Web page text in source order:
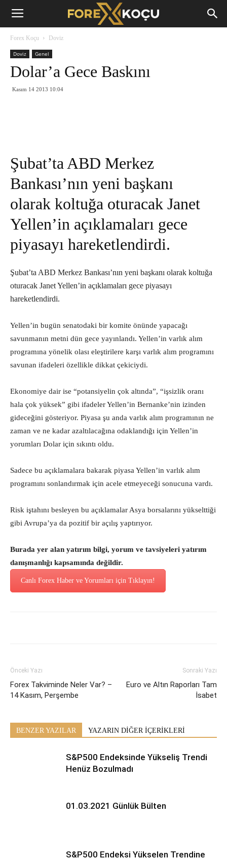
Forex
Forex Koçu Doviz
Doviz Genel
Dolar’a Gece Baskını
Kasım 14 2013 10:04
Şubat’ta ABD Merkez
Bankası’nın yeni başkanı
olarak koltuğa oturacak Janet
Yellen’in açıklamaları gece
piyasayı hareketlendirdi.
Şubat’ta ABD Merkez Bankası’nın yeni başkanı olarak koltuğa
oturacak Janet Yellen’in açıklamaları gece piyasayı
hareketlendirdi.
Yellen’in bugün senatodaki bir komite önünde yapacağı
savunmanın metni dün gece yayınlandı. Yellen’in varlık alım
programına yönelik olası eleştirilere karşı varlık alım programını
savunan ifadeleri özellikle dikkat çekiciydi.
Ekonomiye dair ise “potansiyelin çok altında”, “işsizlik oranı
hala çok yüksek” gibi ifadeler Yellen’in Bernanke’nin izinden
gideceğini gösteriyor. Piyasa şu anda varlık alım programının ne
zaman ve ne kadar azaltılacağına odaklandığı için Yellen’in
yorumları Dolar için sıkıntı oldu.
Sadece bu açıklamalara bakarak piyasa Yellen’in varlık alım
programını sonlandırmak için acele etmeyeceği sonucuna vardı.
Risk iştahını besleyen bu açıklamalar Asya borsalarını yükselttiği
gibi Avrupa’ya da pozitif bir açılış yaptırıyor.
Burada yer alan yatırım bilgi, yorum ve tavsiyeleri yatırım
danışmanlığı kapsamında değildir.
Canlı Forex Haber ve Yorumları için Tıklayın!
Önceki Yazı
Forex Takviminde Neler Var? –
14 Kasım, Perşembe
Sonraki Yazı
Euro ve Altın Raporları Tam
İsabet
BENZER YAZILAR YAZARIN DİĞER İÇERİKLERİ
S&P500 Endeksinde Yükseliş Trendi
Henüz Bozulmadı
01.03.2021 Günlük Bülten
S&P500 Endeksi Yükselen Trendine